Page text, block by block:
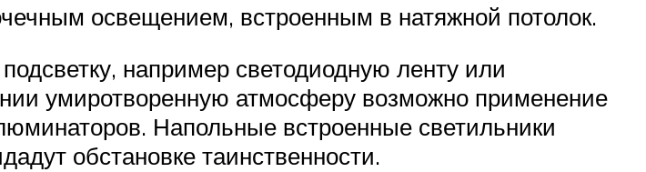
освещением, встроенным в натяжной потолок.
например светодиодную ленту или
умиротворенную атмосферу возможно применение
Напольные встроенные светильники
обстановке таинственности.